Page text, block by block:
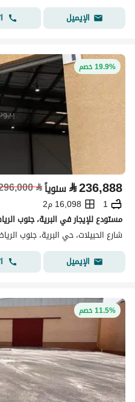
الإيميل
19.9% خصم
⃁236,888 سنوياً⃁
1
16,098 م2
مستودع للإيجار في البرية، جنوب
شارع الحبيلات، حي البرية، جنوب
الإيميل
11.5% خصم